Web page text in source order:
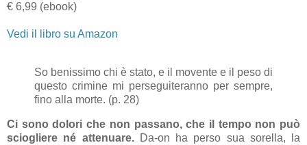
€ 6,99 (ebook)
Vedi il libro su Amazon
So benissimo chi è stato, e il movente e il peso di
questo crimine mi perseguiteranno per sempre,
fino alla morte. (p. 28)
Ci sono dolori che non passano, che il tempo non può
sciogliere né attenuare.Da-on ha perso sua sorella, la